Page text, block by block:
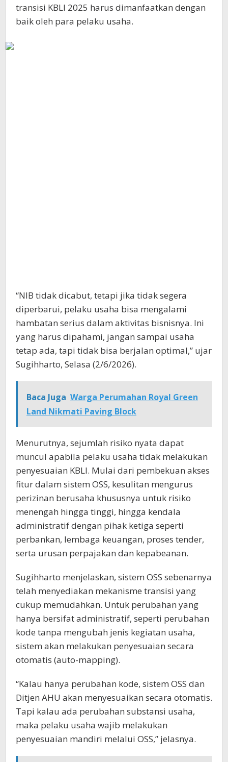
transisi KBLI 2025 harus dimanfaatkan dengan
baik oleh para pelaku usaha.
“NIB tidak dicabut, tetapi jika tidak segera
diperbarui, pelaku usaha bisa mengalami
hambatan serius dalam aktivitas bisnisnya. Ini
yang harus dipahami, jangan sampai usaha
tetap ada, tapi tidak bisa berjalan optimal,” ujar
Sugihharto, Selasa (2/6/2026).
Baca Juga Warga Perumahan Royal Green
Land Nikmati Paving Block
Menurutnya, sejumlah risiko nyata dapat
muncul apabila pelaku usaha tidak melakukan
penyesuaian KBLI. Mulai dari pembekuan akses
fitur dalam sistem OSS, kesulitan mengurus
perizinan berusaha khususnya untuk risiko
menengah hingga tinggi, hingga kendala
administratif dengan pihak ketiga seperti
perbankan, lembaga keuangan, proses tender,
serta urusan perpajakan dan kepabeanan.
Sugihharto menjelaskan, sistem OSS sebenarnya
telah menyediakan mekanisme transisi yang
cukup memudahkan. Untuk perubahan yang
hanya bersifat administratif, seperti perubahan
kode tanpa mengubah jenis kegiatan usaha,
sistem akan melakukan penyesuaian secara
otomatis (auto-mapping).
“Kalau hanya perubahan kode, sistem OSS dan
Ditjen AHU akan menyesuaikan secara otomatis.
Tapi kalau ada perubahan substansi usaha,
maka pelaku usaha wajib melakukan
penyesuaian mandiri melalui OSS,” jelasnya.